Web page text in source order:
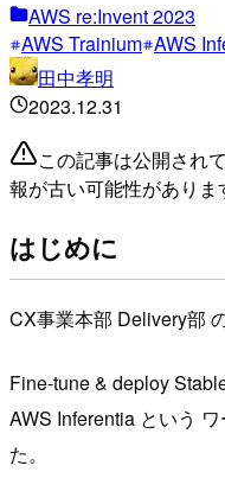
AWS re:Invent 2023
AWS Trainium AWS
田中孝明
2023.12.31
この記事は公開され
報が古い可能性がありま
はじめに
CX事業本部 Delivery部
Fine-tune & deploy
AWS Inferentia という
た。